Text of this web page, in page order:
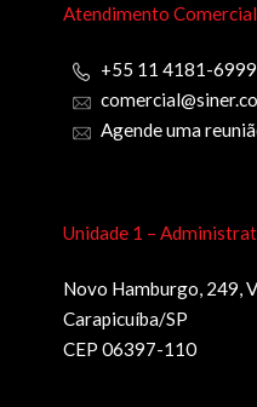
Atendimento Comercial
+55 11 4181-6999
Agende uma
Unidade 1 –
Novo Hamburgo, 249,
Carapicuíba/SP
CEP 06397-110